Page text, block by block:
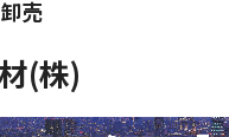
卸売
(株)